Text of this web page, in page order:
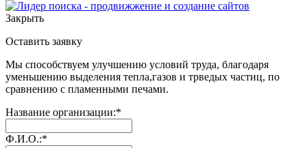
Закрыть
Оставить заявку
Мы способствуем улучшению условий труда, благодаря
уменьшению выделения тепла,газов и трведых частиц, по
сравнению с пламенными печами.
Название организации:*
Ф.И.О.:*